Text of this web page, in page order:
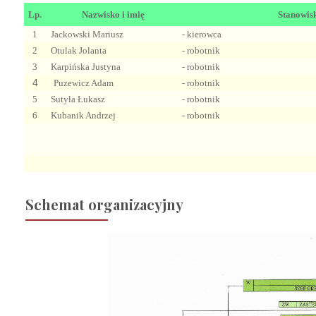
Lp. Nazwisko i imię
1
Jackowski Mariusz
- kierowca
2
Otulak Jolanta
- robotnik
3
Karpińska Justyna - robotnik
4 Puzewicz Adam
- robotnik
5
Sutyła Łukasz
- robotnik
6
Kubanik Andrzej - robotnik
Schemat organizacyjny